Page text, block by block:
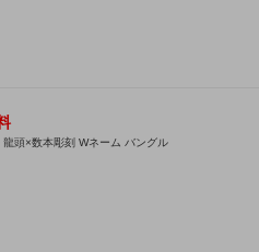
龍頭×数本彫刻 Wネーム バングル